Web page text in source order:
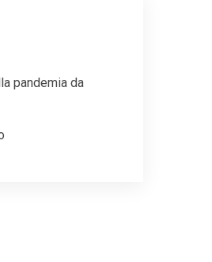
pandemia da